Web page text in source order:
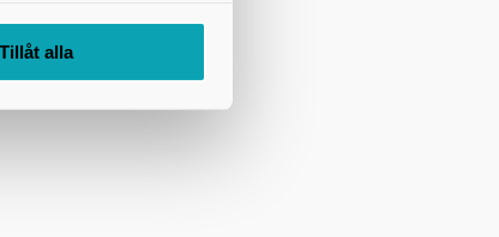
Tillåt alla